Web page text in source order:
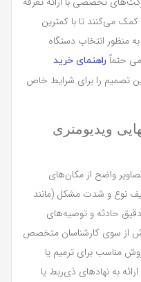
می‌کنند تا با کمترین
منظور انتخاب دستگاه
حتماً راهنمای خرید
تصمیم را برای شرایط خاص
ویدیومتری
واضح از مکان‌های
نوع و شدت مشکل (مانند
حادثه و توصیه‌های
از سوی کارشناسان متخصص
مناسب برای ترمیم یا
به نهادهای ذی‌ربط یا